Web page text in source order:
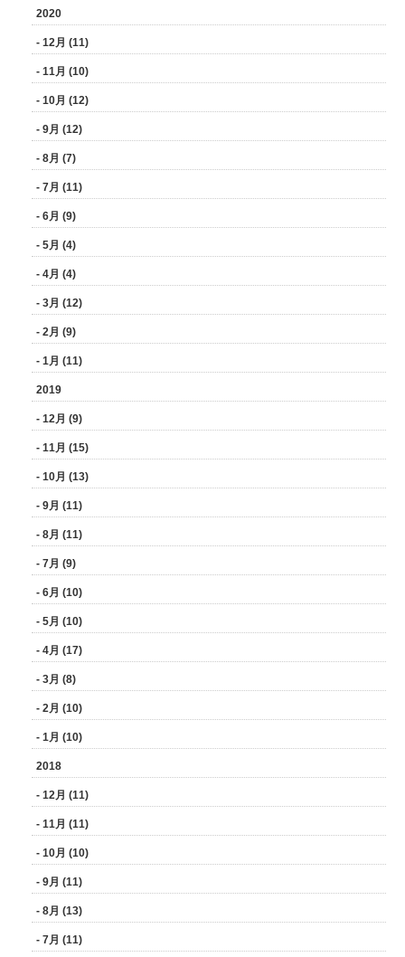
2020
- 12月 (11)
- 11月 (10)
- 10月 (12)
- 9月 (12)
- 8月 (7)
- 7月 (11)
- 6月 (9)
- 5月 (4)
- 4月 (4)
- 3月 (12)
- 2月 (9)
- 1月 (11)
2019
- 12月 (9)
- 11月 (15)
- 10月 (13)
- 9月 (11)
- 8月 (11)
- 7月 (9)
- 6月 (10)
- 5月 (10)
- 4月 (17)
- 3月 (8)
- 2月 (10)
- 1月 (10)
2018
- 12月 (11)
- 11月 (11)
- 10月 (10)
- 9月 (11)
- 8月 (13)
- 7月 (11)